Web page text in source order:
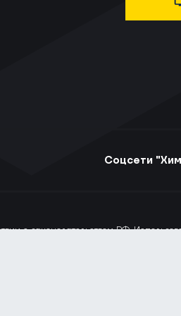
Соцсети
с законодательством РФ.